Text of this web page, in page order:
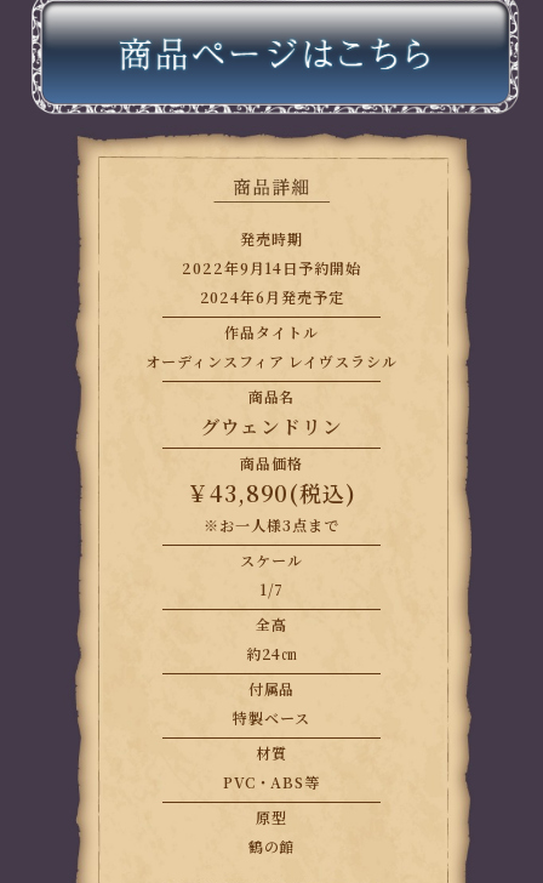
発売時期
2022年9月14日予約開始
2024年6月発売予定
作品タイトル
オーディンスフィア レイヴスラシル
商品名
グウェンドリン
商品価格
￥43,890(税込)
※お一人様3点まで
スケール
1/7
全高
約24㎝
付属品
特製ベース
材質
PVC・ABS等
原型
鶴の館